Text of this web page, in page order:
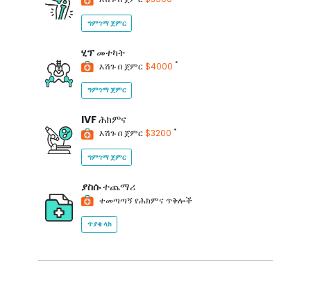
ግምገማ ጀምር
ሂፕመተካት
እሽጉ በ ጀምር$4000 *
ግምገማ ጀምር
IVFሕክምና
እሽጉ በ ጀምር$3200 *
ግምገማ ጀምር
ያስሱተጨማሪ
ተመጣጣኝ የሕክምና ጥቅሎች
ጥያቄ ላክ